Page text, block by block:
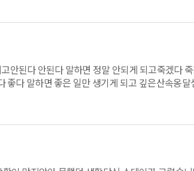
될 것 같았다. 하지만 나는 단식을해야한다. 십 수
다. 된장차를 먹고나면 쩝쩝 입맛을 다시고 포만
으나, 옹달샘에서는 그냥 놔두지 않았다. 중간중
고 몸을 움직여 생각을 떨치게 도와준다. 선생님,
"고도원님과의 대화"도 너무 인상적이었다. 유명
두렵지 않고 잘 끝낼 수 있을 거라 나를 믿는다
자궁을 거쳐조금은 정화되어 옹달샘에서 나간다.
를 추천합니다. P.S : 앗, 커피관장 이거 요물이에요.
안된다 안된다 말하면 정말 안되게 되고죽겠다
좋다 말하면 좋은 일만 생기게 되고 깊은산속옹
은 말과 운동, 호흡, 커피관장을 하면서 즐거운 마
웃들에게알릴까 합니다.